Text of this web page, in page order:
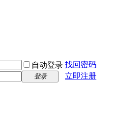
自动登录 找回密码
登录
立即注册